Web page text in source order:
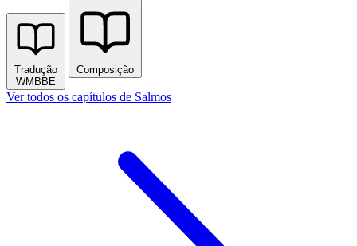
Tradução
WMBBE
Composição
Ver todos os capítulos de Salmos